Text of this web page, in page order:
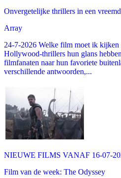
Onvergetelijke thrillers in een
Array
24-7-2026 Welke film moet ik kijken
Hollywood-thrillers hun glans
filmfanaten naar hun favoriete
verschillende antwoorden,...
NIEUWE FILMS VANAF 16-07-
Film van de week: The Odyssey